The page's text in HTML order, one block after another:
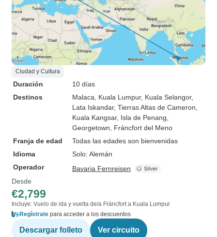
Ciudad y Cultura
Duración
10 días
Destinos
Malaca , Kuala Lumpur, Kuala Selangor,
Lata Iskandar, Tierras Altas de Cameron
Kuala Kangsar, Isla de Penang
Georgetown , Fráncfort del Meno
Franja de edad
Todas las edades son bienvenidas
Idioma
Solo: Alemán
Operador
Bavaria Fernreisen
Desde
€2,799
Incluye: Vuelo de ida y vuelta de/a Fráncfort a Kuala Lumpur
Regístrate para acceder a los descuentos
Descargar folleto Ver circuito